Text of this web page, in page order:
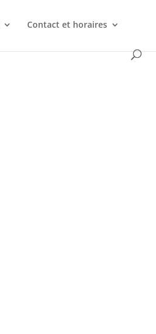
Contact et horaires